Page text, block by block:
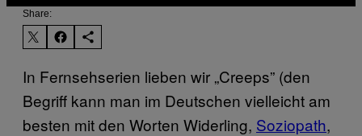
Share:
In Fernsehserien lieben wir „Creeps” (den
Begriff kann man im Deutschen vielleicht am
besten mit den Worten Widerling, Soziopath,